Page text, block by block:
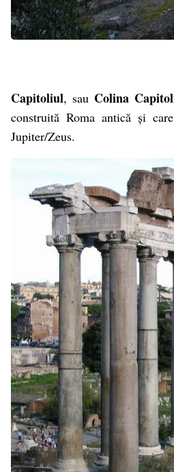
Capitoliul, sau Colina
construită Roma antică și
Jupiter/Zeus.